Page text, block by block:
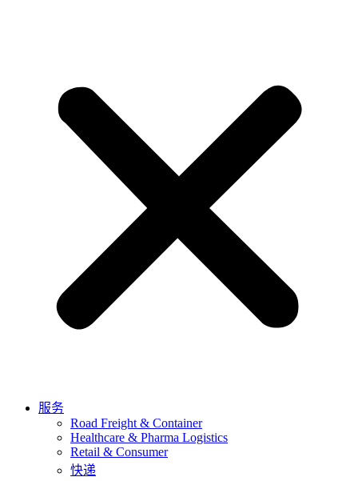
服务
Road Freight & Container
Healthcare & Pharma Logistics
Retail & Consumer
快递